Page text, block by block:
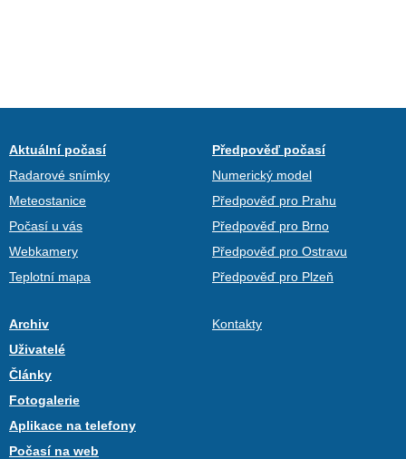
Aktuální počasí
Radarové snímky
Meteostanice
Počasí u vás
Webkamery
Teplotní mapa
Předpověď počasí
Numerický model
Předpověď pro Prahu
Předpověď pro Brno
Předpověď pro Ostravu
Předpověď pro Plzeň
Archiv
Uživatelé
Články
Fotogalerie
Aplikace na telefony
Počasí na web
Kontakty